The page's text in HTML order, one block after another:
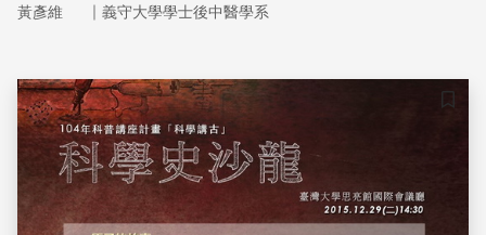
明過程，以及各方面的應用！
黃彥維 ｜ 義守大學學士後中醫學系
儲存